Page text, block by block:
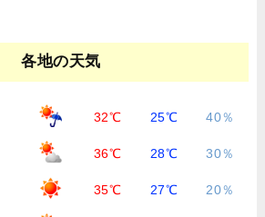
各地の天気
32℃ 25℃ 40％
36℃ 28℃ 30％
35℃ 27℃ 20％